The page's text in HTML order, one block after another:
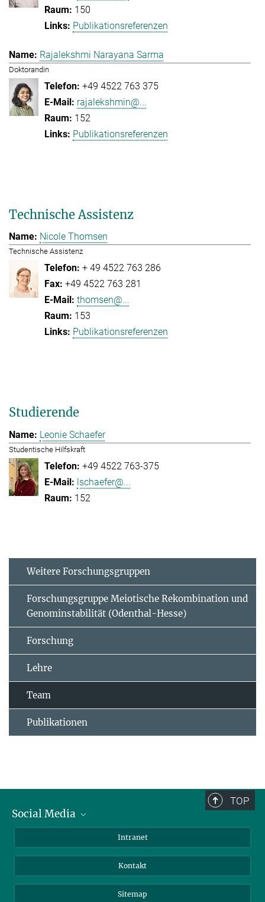
150
Publikationsreferenzen
Rajalekshmi Narayana Sarma
Doktorandin
+49 4522 763 375
rajalekshmin@...
152
Publikationsreferenzen
Technische Assistenz
Nicole Thomsen
Technische Assistenz
+ 49 4522 763 286
+49 4522 763 281
thomsen@...
153
Publikationsreferenzen
Studierende
Leonie Schaefer
Studentische Hilfskraft
+49 4522 763-375
lschaefer@...
152
Weitere Forschungsgruppen
Forschungsgruppe Meiotische Rekombination und
Genominstabilität (Odenthal-Hesse)
Forschung
Lehre
Team
Publikationen
TOP
Social Media
Intranet
Kontakt
Sitemap